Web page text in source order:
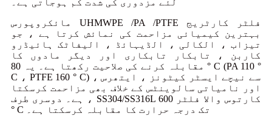
لئے مزدوری کی شدت کم ہوجاتی ہے۔
مائکروپورس UHMWPE /PA /PTFE فلٹر کارٹریج
بہترین کیمیائی مزاحمت کی نمائش کرتا ہے ، جو
تیزاب ، الکالی ، الڈیہائڈ ، الیفاٹک ہائیڈرو
کاربن ، تابکار تابکاری اور دیگر مادوں کا
مقابلہ کرنے کی صلاحیت رکھتا ہے۔ یہ 80 ° C (PA 110 °
C ، PTFE 160 ° C) سے نیچے ایسٹر کیٹونز ، ایتھرس ،
اور نامیاتی سالوینٹس کے خلاف بھی مزاحمت کرسکتا
ہے۔ دوسری طرف ، SS304/SS316L کارتوس والا فلٹر 600
° C تک درجہ حرارت کا مقابلہ کرسکتا ہے۔